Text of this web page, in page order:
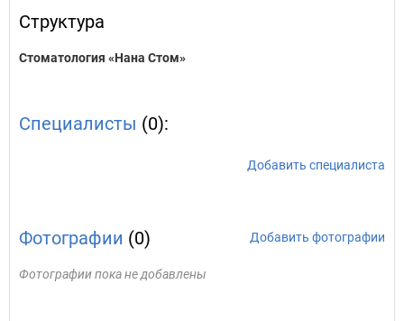
Структура
Стоматология «Нана Стом»
Специалисты (0):
Добавить специалиста
Фотографии (0) Добавить фотографии
Фотографии пока не добавлены